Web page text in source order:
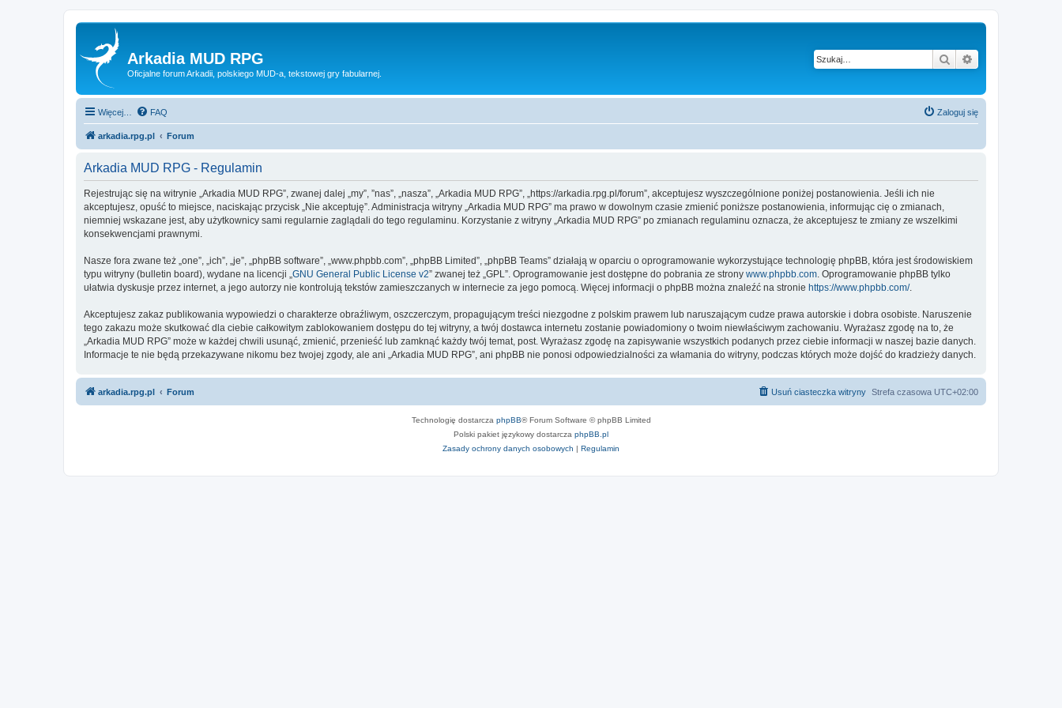
Arkadia MUD RPG
Oficjalne forum Arkadii, polskiego MUD-a, tekstowej gry fabularnej.
Szukaj
Więcej… FAQ Zaloguj się
arkadia.rpg.pl Forum
Arkadia MUD RPG - Regulamin
Rejestrując się na witrynie „Arkadia MUD RPG”, zwanej dalej „my”, ”nas”, „nasza”, „Arkadia MUD RPG”, „https://arkadia.rpg.pl/forum”, akceptujesz wyszczególnione poniżej postanowienia. Jeśli ich nie
akceptujesz, opuść to miejsce, naciskając przycisk „Nie akceptuję”. Administracja witryny „Arkadia MUD RPG” ma prawo w dowolnym czasie zmienić poniższe postanowienia, informując cię o zmianach,
niemniej wskazane jest, aby użytkownicy sami regularnie zaglądali do tego regulaminu. Korzystanie z witryny „Arkadia MUD RPG” po zmianach regulaminu oznacza, że akceptujesz te zmiany ze wszelkimi
konsekwencjami prawnymi.
Nasze fora zwane też „one”, „ich”, „je”, „phpBB software”, „www.phpbb.com”, „phpBB Limited”, „phpBB Teams” działają w oparciu o oprogramowanie wykorzystujące technologię phpBB, która jest środowiskiem
typu witryny (bulletin board), wydane na licencji „GNU General Public License v2” zwanej też „GPL”. Oprogramowanie jest dostępne do pobrania ze strony www.phpbb.com. Oprogramowanie phpBB tylko
ułatwia dyskusje przez internet, a jego autorzy nie kontrolują tekstów zamieszczanych w internecie za jego pomocą. Więcej informacji o phpBB można znaleźć na stronie https://www.phpbb.com/.
Akceptujesz zakaz publikowania wypowiedzi o charakterze obraźliwym, oszczerczym, propagującym treści niezgodne z polskim prawem lub naruszającym cudze prawa autorskie i dobra osobiste. Naruszenie
tego zakazu może skutkować dla ciebie całkowitym zablokowaniem dostępu do tej witryny, a twój dostawca internetu zostanie powiadomiony o twoim niewłaściwym zachowaniu. Wyrażasz zgodę na to, że
„Arkadia MUD RPG” może w każdej chwili usunąć, zmienić, przenieść lub zamknąć każdy twój temat, post. Wyrażasz zgodę na zapisywanie wszystkich podanych przez ciebie informacji w naszej bazie danych.
Informacje te nie będą przekazywane nikomu bez twojej zgody, ale ani „Arkadia MUD RPG”, ani phpBB nie ponosi odpowiedzialności za włamania do witryny, podczas których może dojść do kradzieży danych.
arkadia.rpg.pl Forum Strefa czasowa UTC+02:00
Usuń ciasteczka witryny
Technologię dostarcza phpBB® Forum Software © phpBB Limited
Polski pakiet językowy dostarcza phpBB.pl
Zasady ochrony danych osobowych | Regulamin